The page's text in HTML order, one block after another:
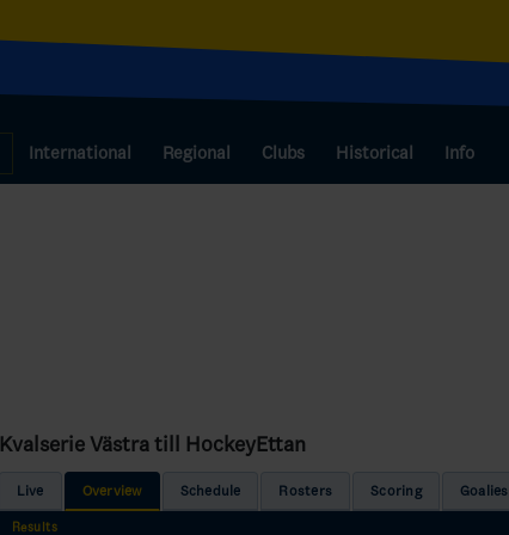
International Regional Clubs Historical Info
Kvalserie Västra till HockeyEttan
Live Overview Schedule Rosters Scoring Goalies
Results